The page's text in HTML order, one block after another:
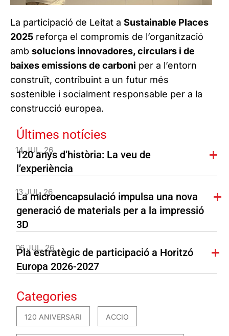
La participació de Leitat a Sustainable Places
2025 reforça el compromís de l’organització
amb solucions innovadores, circulars i de
baixes emissions de carboni per a l’entorn
construït, contribuint a un futur més
sostenible i socialment responsable per a la
construcció europea.
Últimes notícies
14 JUL. 26
120 anys d’història: La veu de
l’experiència
13 JUL. 26
La microencapsulació impulsa una nova
generació de materials per a la impressió
3D
06 JUL. 26
Pla estratègic de participació a Horitzó
Europa 2026-2027
Categories
120 ANIVERSARI ACCIO